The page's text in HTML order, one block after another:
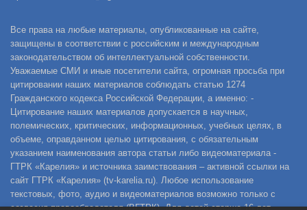
Все права на любые материалы, опубликованные на сайте,
защищены в соответствии с российским и международным
законодательством об интеллектуальной собственности.
Уважаемые СМИ и иные посетители сайта, огромная просьба при
цитировании наших материалов соблюдать статью 1274
Гражданского кодекса Российской Федерации, а именно: -
Цитирование наших материалов допускается в научных,
полемических, критических, информационных, учебных целях, в
объеме, оправданном целью цитирования, с обязательным
указанием наименования автора статьи либо видеоматериала -
ГТРК «Карелия» и источника заимствования – активной ссылки на
сайт ГТРК «Карелия» (tv-karelia.ru). Любое использование
текстовых, фото, аудио и видеоматериалов возможно только с
согласия правообладателя (ВГТРК). Для детей старше 16 лет.